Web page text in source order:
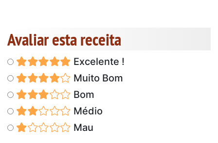
Avaliar esta receita
Excelente !
Muito Bom
Bom
Médio
Mau